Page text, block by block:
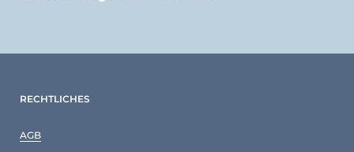
RECHTLICHES
AGB